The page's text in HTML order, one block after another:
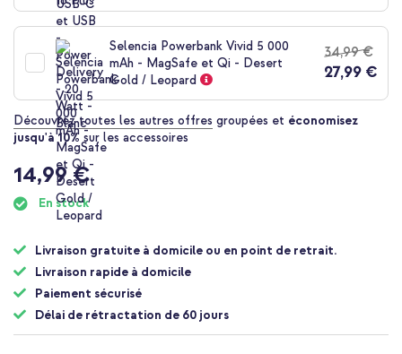
Selencia Powerbank Vivid 5 000
mAh - MagSafe et Qi - Desert
Gold / Leopard
34,99 €
27,99 €
Découvrez toutes les autres offres groupées et économisez
jusqu'à 10% sur les accessoires
14,99 €
En stock
Livraison gratuite à domicile ou en point de retrait.
Livraison rapide à domicile
Paiement sécurisé
Délai de rétractation de 60 jours